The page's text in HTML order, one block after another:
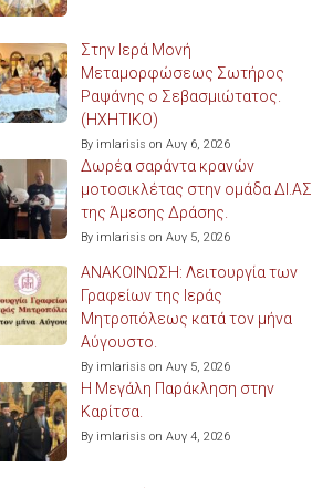
Στην Ιερά Μονή
Μεταμορφώσεως Σωτήρος
Ραψάνης ο Σεβασμιώτατος.
(ΗΧΗΤΙΚΟ)
By imlarisis on Αυγ 6, 2026
Δωρέα σαράντα κρανών
μοτοσικλέτας στην ομάδα ΔΙ.ΑΣ.
της Άμεσης Δράσης.
By imlarisis on Αυγ 5, 2026
ΑΝΑΚΟΙΝΩΣΗ: Λειτουργία των
Γραφείων της Ιεράς
Μητροπόλεως κατά τον μήνα
Αύγουστο.
By imlarisis on Αυγ 5, 2026
Η Μεγάλη Παράκληση στην
Καρίτσα.
By imlarisis on Αυγ 4, 2026